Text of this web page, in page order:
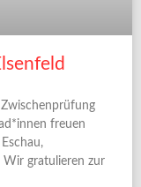
freuen
Wir gratulieren zur